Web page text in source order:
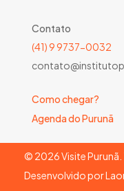
Contato
(41) 9 9737-0032
Como chegar?
Agenda do Purunã
© 2026Visite
Desenvolvido por